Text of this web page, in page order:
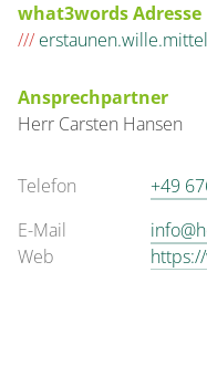
what3words Adresse
/// erstaunen.wille.mittel
Ansprechpartner
Herr Carsten Hansen
Telefon
+49
E-Mail
Web